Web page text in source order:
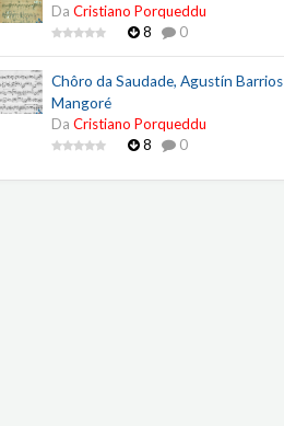
Da Cristiano Porqueddu
8
0
Chôro da Saudade, Agustín Barrios
Mangoré
Da Cristiano Porqueddu
8
0